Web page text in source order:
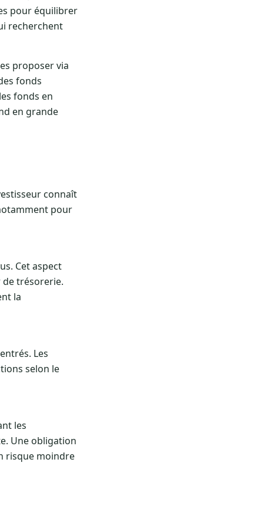
pour équilibrer
recherchent
proposer via
fonds
fonds en
en grande
connaît
pour
Cet aspect
trésorerie.
la
Les
selon le
les
Une obligation
risque moindre